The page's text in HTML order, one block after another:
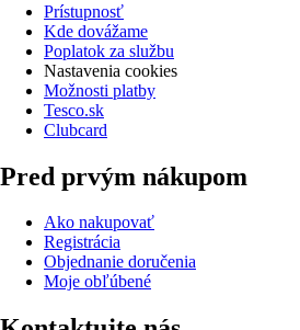
Prístupnosť
Kde dovážame
Poplatok za službu
Nastavenia cookies
Možnosti platby
Tesco.sk
Clubcard
Pred prvým nákupom
Ako nakupovať
Registrácia
Objednanie doručenia
Moje obľúbené